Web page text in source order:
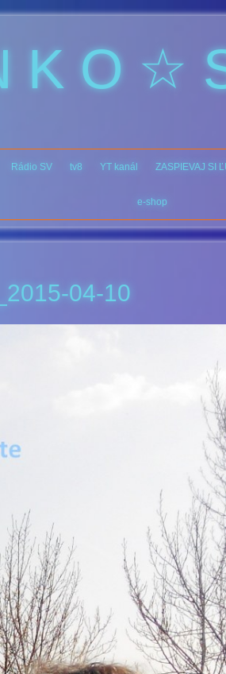
K O ☆
Rádio SV tv8 YT kanál ZASPIEVAJ SI
e-shop
04-10